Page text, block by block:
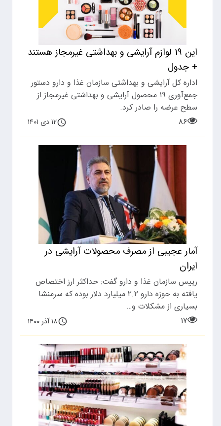
این ۱۹ لوازم آرایشی و بهداشتی غیرمجاز هستند
+ جدول
اداره کل آرایشی و بهداشتی سازمان غذا و دارو دستور
جمع‌آوری ۱۹ محصول آرایشی و بهداشتی غیرمجاز از
سطح عرضه را صادر کرد.
۸۶
۱۲ دی ۱۴۰۱
آمار عجیبی از مصرف محصولات آرایشی در
ایران
رییس سازمان غذا و دارو گفت: حداکثر ارز اختصاص
یافته به حوزه دارو ۲.۲ میلیارد دلار بوده که سرمنشا
بسیاری از مشکلات و…
۱۷
۱۸ آذر ۱۴۰۰